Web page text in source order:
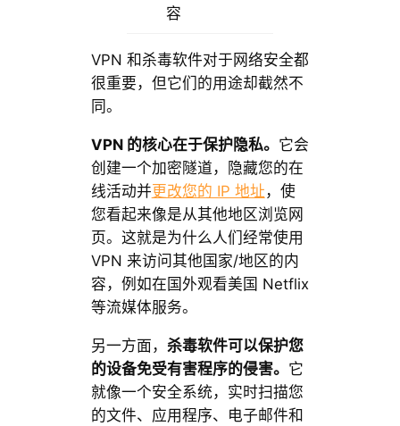
容
VPN 和杀毒软件对于网络安全都
很重要，但它们的用途却截然不
同。
VPN 的核心在于保护隐私。 它会
创建一个加密隧道，隐藏您的在
线活动并更改您的 IP 地址 ，使
您看起来像是从其他地区浏览网
页。这就是为什么人们经常使用
VPN 来访问其他国家/地区的内
容，例如在国外观看美国 Netflix
等流媒体服务。
另一方面， 杀毒软件可以保护您
的设备免受有害程序的侵害。 它
就像一个安全系统，实时扫描您
的文件、应用程序、电子邮件和